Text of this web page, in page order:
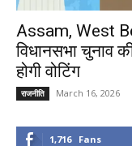
Assam, West
विधानसभा चुनाव
होगी वोटिंग
राजनीति March 16, 2026
1,716 Fans